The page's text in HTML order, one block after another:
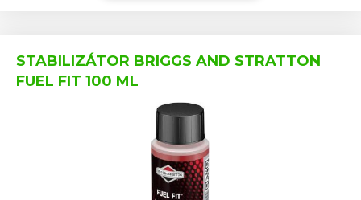
STABILIZÁTOR BRIGGS AND STRATTON
FUEL FIT 100 ML